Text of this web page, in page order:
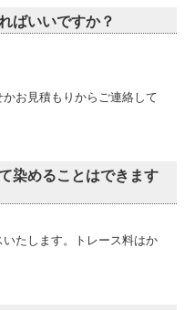
ばいいですか？
お見積もりからご連絡して
染めることはできます
たします。トレース料はか